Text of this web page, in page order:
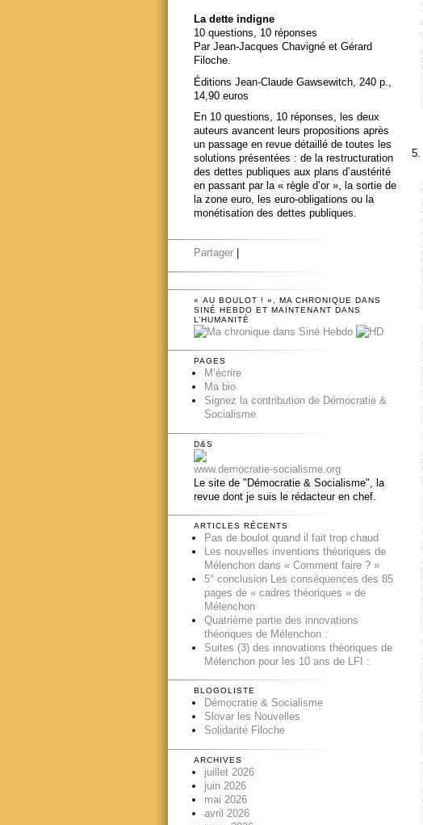
La dette indigne
10 questions, 10 réponses
Par Jean-Jacques Chavigné et Gérard
Filoche.
Éditions Jean-Claude Gawsewitch, 240 p.,
14,90 euros
En 10 questions, 10 réponses, les deux
auteurs avancent leurs propositions après
un passage en revue détaillé de toutes les
solutions présentées : de la restructuration
des dettes publiques aux plans d’austérité
en passant par la « règle d’or », la sortie de
la zone euro, les euro-obligations ou la
monétisation des dettes publiques.
Partager
« AU BOULOT ! », MA CHRONIQUE DANS
SINÉ HEBDO ET MAINTENANT DANS
L’HUMANITÉ
PAGES
M’écrire
Ma bio
Signez la contribution de Démocratie &
Socialisme
D&S
www.democratie-socialisme.org
Le site de "Démocratie & Socialisme", la
revue dont je suis le rédacteur en chef.
ARTICLES RÉCENTS
Pas de boulot quand il fait trop chaud
Les nouvelles inventions théoriques de
Mélenchon dans « Comment faire ? »
5° conclusion Les conséquences des 85
pages de « cadres théoriques » de
Mélenchon
Quatrième partie des innovations
théoriques de Mélenchon :
Suites (3) des innovations théoriques de
Mélenchon pour les 10 ans de LFI :
BLOGOLISTE
Démocratie & Socialisme
Slovar les Nouvelles
Solidarité Filoche
ARCHIVES
juillet 2026
juin 2026
mai 2026
avril 2026